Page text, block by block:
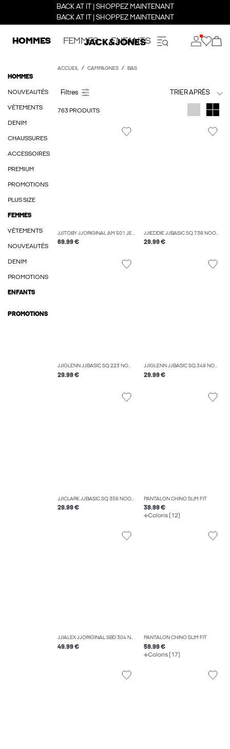
BACK AT IT | SHOPPEZ MAINTENANT
BACK AT IT | SHOPPEZ MAINTENANT
HOMMES FEMMES ENFANTS
HOMMES
NOUVEAUTÉS
VÊTEMENTS
DENIM
CHAUSSURES
ACCESSOIRES
PREMIUM
PROMOTIONS
PLUS SIZE
FEMMES
VÊTEMENTS
NOUVEAUTÉS
DENIM
PROMOTIONS
ENFANTS
PROMOTIONS
ACCUEIL CAMPAGNES BAS
TRIER APRÈS
763 PRODUITS
JJITOBY JJORIGINAL AM 501 JEAN COUPE ÉVASÉE
69.99 €
JJIEDDIE JJBASIC SQ 738 NOOS JEAN À COUPE LOOSE
29.99 €
JJIGLENN JJBASIC SQ 223 NOOS JEAN SLIM
29.99 €
JJIGLENN JJBASIC SQ 349 NOOS JEAN SLIM
29.99 €
JJICLARK JJBASIC SQ 356 NOOS COUPE REGULAR
29.99 €
PANTALON CHINO SLIM FIT
39.99 €
Coloris (12)
JJIALEX JJORIGINAL SBD 304 NOOS JEAN BAGGY FIT
49.99 €
PANTALON CHINO SLIM FIT
59.99 €
Coloris (17)